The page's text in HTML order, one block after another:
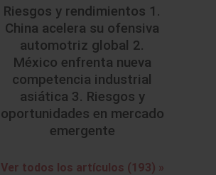
Riesgos y rendimientos 1.
China acelera su ofensiva
automotriz global 2.
México enfrenta nueva
competencia industrial
asiática 3. Riesgos y
oportunidades en mercado
emergente
Ver todos los artículos (193) »